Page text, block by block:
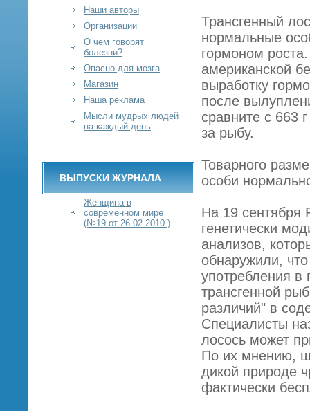
Трансгенный
нормальные
гормоном
американской
выработку
после
сравните с 663
за рыбу.
Товарного
особи
На 19 сентября
генетически
анализов,
обнаружили,
употребления в
трансгенной
различий" в
Специалисты
лосось может
По их мнению,
дикой природе
фактически
Наши авторы
Организации
О чем говорят
болезни?
Опасно для мозга
Магазин
Наша реклама
Мысли мудрых людей
на каждый день
ВЫПУСКИ ЖУРНАЛА
Женщина в
современном мире
(№19 от 26.02.2010.)